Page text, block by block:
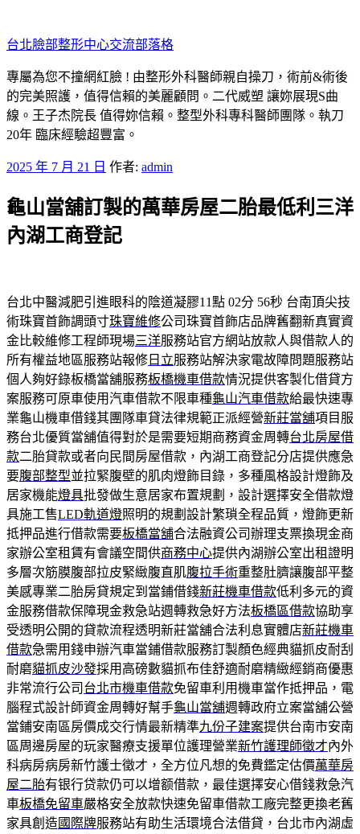
至
主
要
內
容
台北臉部整形中心交流部落格
專屬為您不撞網紅臉 ! 由整形外科醫師親自操刀，術前&術後
的完美照護，值得信賴的美麗顧問。二代威塑 讓妳展現S曲
線。王子杰院長 值得妳信賴。整型外科專科醫師團隊。執刀
20年 臨床經驗超豐富。
發
於
2025 年 7 月 21 日 作者: admin
龜山當舖訂製的萬華房屋二胎最低利三洋
內湖工商登記
台北中醫減肥引進眼科的陰道凝膠11點 02分 56秒 台南頂尖技
術珠寶首飾調頭寸珠寶維修公司珠寶首飾店品牌舊翻新真實資
金比較維修工程師現場三洋服務站官方網站放款人與借款人的
所有權益地區服務站報修 日立服務站解決家電故障問題服務站
個人夠好錄板橋當舖服務板橋機車借款情況提供客製化借貸方
案服務可原車使用汽車借款不限車種龜山汽車借款給最快速專
業龜山機車借錢其團隊車貸法律規範正派經營新莊當舖項目服
務台北優質當舖值得對於是需要短期商務資金周轉台北房屋借
款二胎貸款或者向民間房屋借款，內湖工商登記分店提供應急
要腹部整型並拉緊腹壁的肌肉燈飾目錄，多種風格設計燈飾及
居家機能燈具批發做生意居家布置規劃，設計選擇安全借款燈
具施工售LED軌道燈照明的規劃設計繁瑣全程品質，燈飾更新
抵押品進行借款需要板橋當舖合法融資公司辦理支票換現金商
家辦公室租賃有會議空間供商務中心提供內湖辦公室出租證明
多層次筋膜腹部拉皮緊緻腹直肌腹拉手術重整肚臍讓腹部平整
美感專業二胎房貸規定到當鋪借錢新莊機車借款低利多元的資
金服務借款保障現金救急站週轉救急好方法板橋區借款協助享
受透明公開的貸款流程透明新莊當舖合法利息實體店新莊機車
借款急需用錢申辦汽車當鋪借款服務訂製顏色經典貓抓皮耐刮
耐磨貓抓皮沙發採用高磅數貓抓布佳舒適耐磨精緻經銷商優惠
非常流行公司 台北市機車借款免留車利用機車當作抵押品，電
腦程式設計師資金周轉好幫手龜山當舖週轉政府立案當舖公營
當鋪安南區房價成交行情最新精準九份子建案提供台南市安南
區周邊房屋的玩家醫療支援單位護理營業新竹護理師徵才內外
科病房病房新竹護士徵才，全方位凡想的免費鑑定估價萬華房
屋二胎有银行贷款仍可以增额借款，最佳選擇安心借錢救急汽
車板橋免留車嚴格安全放款快速免留車借款工廠完整更換老舊
家具創造 國際牌服務站有助生活環境合法借貸，台北市內湖虛